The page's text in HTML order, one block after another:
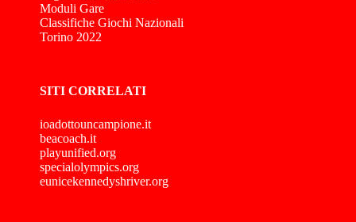
Moduli Gare
Classifiche Giochi Nazionali
Torino 2022
SITI CORRELATI
ioadottouncampione.it
beacoach.it
playunified.org
specialolympics.org
eunicekennedyshriver.org